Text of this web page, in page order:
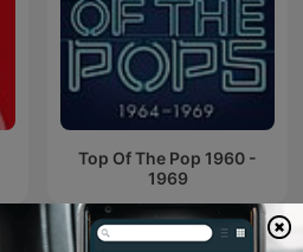
Top Of The Pop 1960 -
1969